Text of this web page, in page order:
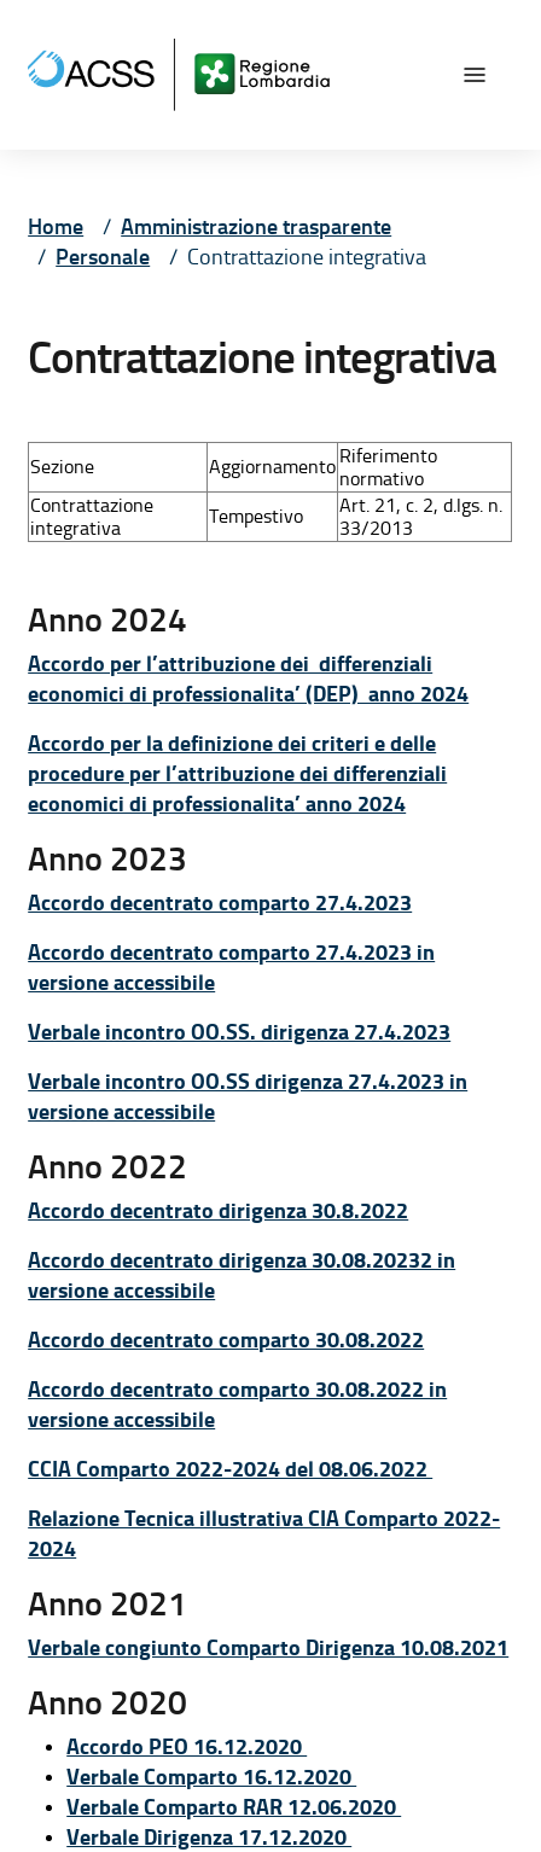
Home
Amministrazione trasparente
Personale
Contrattazione integrativa
Contrattazione integrativa
Sezione Aggiornamento Riferimento
normativo
Contrattazione
integrativa
Tempestivo
Art. 21, c. 2, d.lgs. n.
33/2013
Anno 2024
Accordo per l’attribuzione dei differenziali
economici di professionalita’ (DEP) anno 2024
Accordo per la definizione dei criteri e delle
procedure per l’attribuzione dei differenziali
economici di professionalita’ anno 2024
Anno 2023
Accordo decentrato comparto 27.4.2023
Accordo decentrato comparto 27.4.2023 in
versione accessibile
Verbale incontro OO.SS. dirigenza 27.4.2023
Verbale incontro OO.SS dirigenza 27.4.2023 in
versione accessibile
Anno 2022
Accordo decentrato dirigenza 30.8.2022
Accordo decentrato dirigenza 30.08.20232 in
versione accessibile
Accordo decentrato comparto 30.08.2022
Accordo decentrato comparto 30.08.2022 in
versione accessibile
CCIA Comparto 2022-2024 del 08.06.2022
Relazione Tecnica illustrativa CIA Comparto 2022-
2024
Anno 2021
Verbale congiunto Comparto Dirigenza 10.08.2021
Anno 2020
Accordo PEO 16.12.2020
Verbale Comparto 16.12.2020
Verbale Comparto RAR 12.06.2020
Verbale Dirigenza 17.12.2020